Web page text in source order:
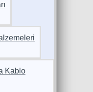
Kablo